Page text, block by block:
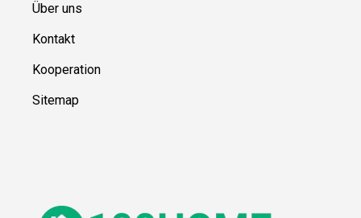
Über uns
Kontakt
Kooperation
Sitemap